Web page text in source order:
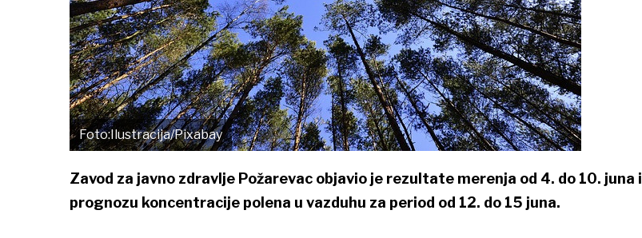
Foto:Ilustracija/Pixabay
Zavod za javno zdravlje Požarevac objavio je rezultate merenja od 4. do 10. juna i
prognozu koncentracije polena u vazduhu za period od 12. do 15 juna.